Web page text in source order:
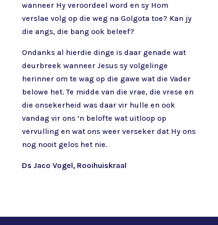
wanneer Hy veroordeel word en sy Hom
verslae volg op die weg na Golgota toe? Kan jy
die angs, die bang ook beleef?
Ondanks al hierdie dinge is daar genade wat
deurbreek wanneer Jesus sy volgelinge
herinner om te wag op die gawe wat die Vader
belowe het. Te midde van die vrae, die vrese en
die onsekerheid was daar vir hulle en ook
vandag vir ons ’n belofte wat uitloop op
vervulling en wat ons weer verseker dat Hy ons
nog nooit gelos het nie.
Ds Jaco Vogel, Rooihuiskraal